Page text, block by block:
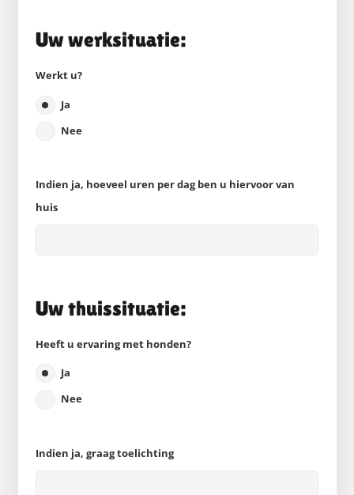
Uw werksituatie:
Werkt u?
Ja
Nee
Indien ja, hoeveel uren per dag ben u hiervoor van
huis
Uw thuissituatie:
Heeft u ervaring met honden?
Ja
Nee
Indien ja, graag toelichting